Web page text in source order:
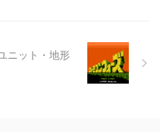
ニット・地形